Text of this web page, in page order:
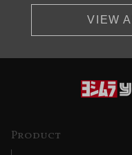
VIEW
Product